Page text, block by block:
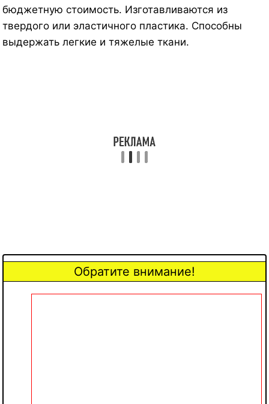
бюджетную стоимость. Изготавливаются из
твердого или эластичного пластика. Способны
выдержать легкие и тяжелые ткани.
Обратите внимание!